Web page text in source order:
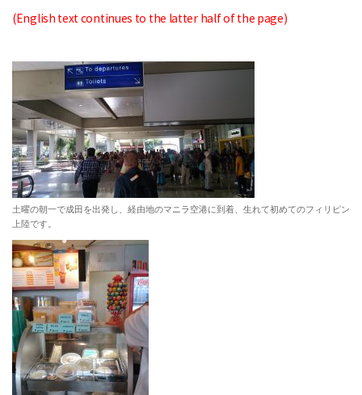
(English text continues to the latter half of the page)
土曜の朝一で成田を出発し、経由地のマニラ空港に到着、生れて初めてのフィリピン
上陸です。